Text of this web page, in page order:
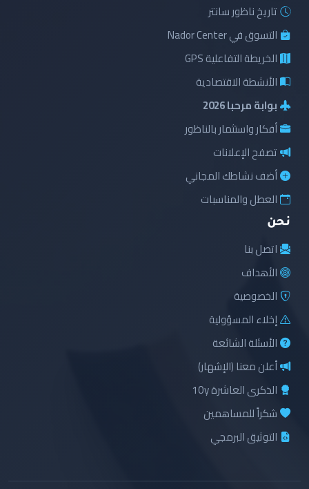
تاريخ ناظور سانتر
التسوق في Nador Center
الخريطة التفاعلية GPS
الأنشطة الاقتصادية
بوابة مرحبا 2026
أفكار واستثمار بالناظور
تصفح الإعلانات
أضف نشاطك المجاني
العطل والمناسبات
نحن
اتصل بنا
الأهداف
الخصوصية
إخلاء المسؤولية
الأسئلة الشائعة
أعلن معنا (الإشهار)
الذكرى العاشرة 10y
شكراً للمساهمين
التوثيق البرمجي